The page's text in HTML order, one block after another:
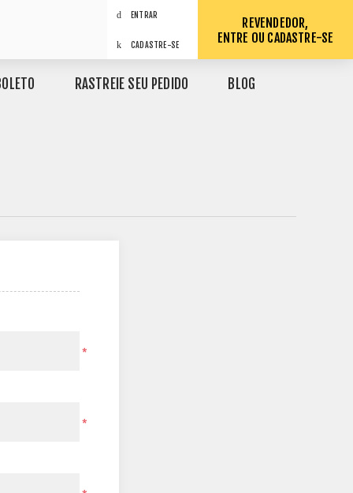
ENTRAR
CADASTRE-SE
REVENDEDOR,
ENTRE OU CADASTRE-SE
RASTREIE SEU PEDIDO BLOG
*
*